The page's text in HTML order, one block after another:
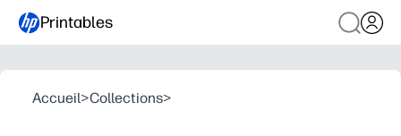
Printables
Accueil>Collections>